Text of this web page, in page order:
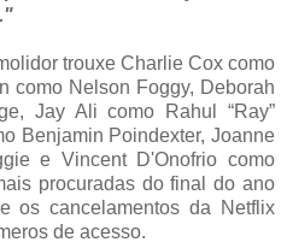
trouxe Charlie Cox como
como Nelson Foggy, Deborah
Jay Ali como Rahul “Ray”
Benjamin Poindexter, Joanne
e Vincent D'Onofrio como
procuradas do final do ano
os cancelamentos da Netflix
de acesso.